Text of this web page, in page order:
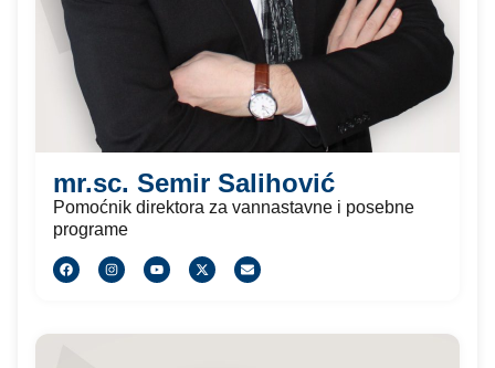
mr.sc. Semir Salihović
Pomoćnik direktora za vannastavne i posebne
programe